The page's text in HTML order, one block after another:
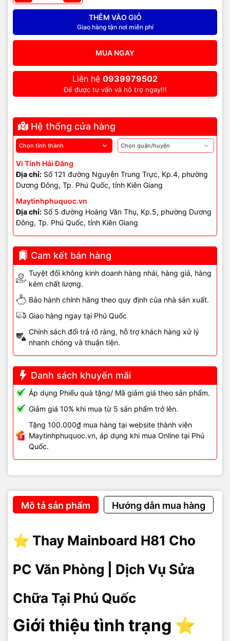
THÊM VÀO GIỎ
Giao hàng tận nơi miễn phí
MUA NGAY
Liên hệ 0939979502
Để được tư vấn và hỗ trợ ngay!!!
Hệ thống cửa hàng
Vi Tính Hải Đăng
Địa chỉ: Số 121 đường Nguyễn Trung Trực, Kp.4, phường
Dương Đông, Tp. Phú Quốc, tỉnh Kiên Giang
Maytinhphuquoc.vn
Địa chỉ: Số 5 đường Hoàng Văn Thụ, Kp.5, phường Dương
Đông, Tp. Phú Quốc, tỉnh Kiên Giang
Cam kết bán hàng
Tuyệt đối không kinh doanh hàng nhái, hàng giả, hàng
kém chất lượng.
Bảo hành chính hãng theo quy định của nhà sản xuất.
Giao hàng ngay tại Phú Quốc
Chính sách đổi trả rõ ràng, hỗ trợ khách hàng xử lý
nhanh chóng và thuận tiện.
Danh sách khuyến mãi
Áp dụng Phiếu quà tặng/ Mã giảm giá theo sản phẩm.
Giảm giá 10% khi mua từ 5 sản phẩm trở lên.
Tặng 100.000₫ mua hàng tại website thành viên
Maytinhphuquoc.vn, áp dụng khi mua Online tại Phú
Quốc.
Mô tả sản phẩm Hướng dẫn mua hàng
⭐ Thay Mainboard H81 Cho
PC Văn Phòng | Dịch Vụ Sửa
Chữa Tại Phú Quốc
Giới thiệu tình trạng ⭐
– Lỗi BIOS hoặc lỗi chip I/O
– Oxy hoá chân RAM, socket hoặc cổng USB
– Chuột – gián làm chập mạch
– Nhiệt độ cao do bụi bẩn, tản nhiệt kém
Khi nào nên sửa – khi nào
nên thay mainboard H81?
🛠️
✔ Có thể sửa được nếu:
– Lỗi nhẹ: tụ phồng, chân RAM oxy hóa
– Lỗi BIOS
– Gãy cổng USB / VGA / LAN
❌ Nên thay hẳn main H81 khi:
– Chập nguồn toàn board
– Cháy vùng VRM
– Chip PCH H81 chết
– Treo logo liên tục không thể cứu
– Máy quá chập chờn dù đã sửa nhiều lần
Thay main mới giúp máy chạyổn định – nhanh – an toàn hơn
Dịch vụ thay – sửa
mainboard H81 tại Vi Tính
Hải Đăng Phú Quốc 🔧
Vi Tính Hải Đăng hỗ trợ:
– Kiểm tra mainboard bằng thiết bị chuyên dụng
– Báo lỗi rõ ràng trước khi sửa
– Có sẵnmain H81 mới và main H81 đã qua kiểm định
– Thay trong 30–60 phút
Chúng tôi luôn ưu tiên sửa trước – thay sau, đảm bảo tiết kiệm
nhất cho khách hàng.
Giá tham khảo 💰
– Sửa mainboard H81:150.000 – 350.000đ(tùy lỗi)
– Thay mainboard H81 mới: 650.000 – 850.000đ
Giá có thể thay đổi tùy dòng main và tình trạng thực tế. Khách sẽ
được báo giá trước khi tiến hành.